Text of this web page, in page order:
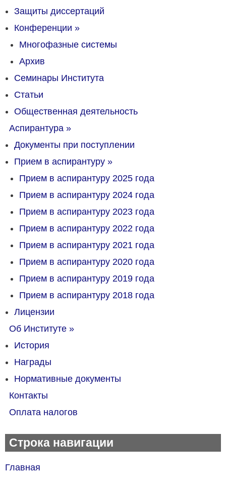
Защиты диссертаций
Конференции »
Многофазные системы
Архив
Семинары Института
Статьи
Общественная деятельность
Аспирантура »
Документы при поступлении
Прием в аспирантуру »
Прием в аспирантуру 2025 года
Прием в аспирантуру 2024 года
Прием в аспирантуру 2023 года
Прием в аспирантуру 2022 года
Прием в аспирантуру 2021 года
Прием в аспирантуру 2020 года
Прием в аспирантуру 2019 года
Прием в аспирантуру 2018 года
Лицензии
Об Институте »
История
Награды
Нормативные документы
Контакты
Оплата налогов
Строка навигации
Главная